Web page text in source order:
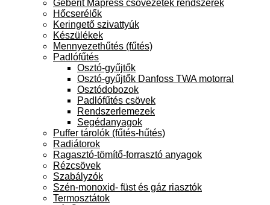
Geberit Mapress csővezeték rendszerek
Hőcserélők
Keringető szivattyúk
Készülékek
Mennyezethűtés (fűtés)
Padlófűtés
Osztó-gyűjtők
Osztó-gyűjtők Danfoss TWA motorral
Osztódobozok
Padlófűtés csövek
Rendszerlemezek
Segédanyagok
Puffer tárolók (fűtés-hűtés)
Radiátorok
Ragasztó-tömítő-forrasztó anyagok
Rézcsövek
Szabályzók
Szén-monoxid- füst és gáz riasztók
Termosztátok